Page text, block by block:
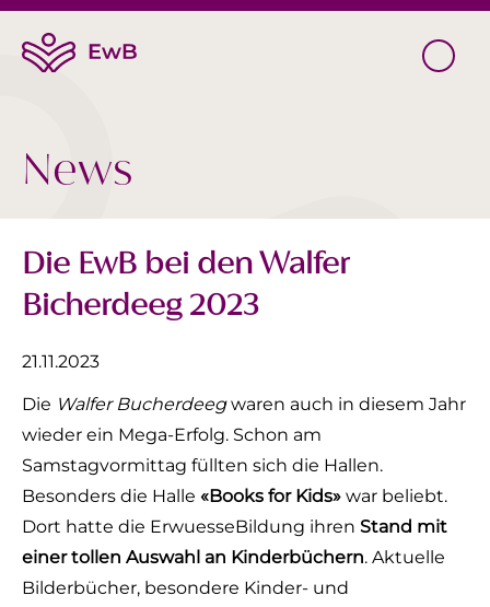
News
Die EwB bei den Walfer
Bicherdeeg 2023
21.11.2023
Die Walfer Bucherdeegwaren auch in diesem Jahr
wieder ein Mega-Erfolg. Schon am
Samstagvormittag füllten sich die Hallen.
Besonders die Halle «Books for Kids» war beliebt.
Dort hatte die ErwuesseBildung ihren Stand mit
einer tollen Auswahl an Kinderbüchern. Aktuelle
Bilderbücher, besondere Kinder- und